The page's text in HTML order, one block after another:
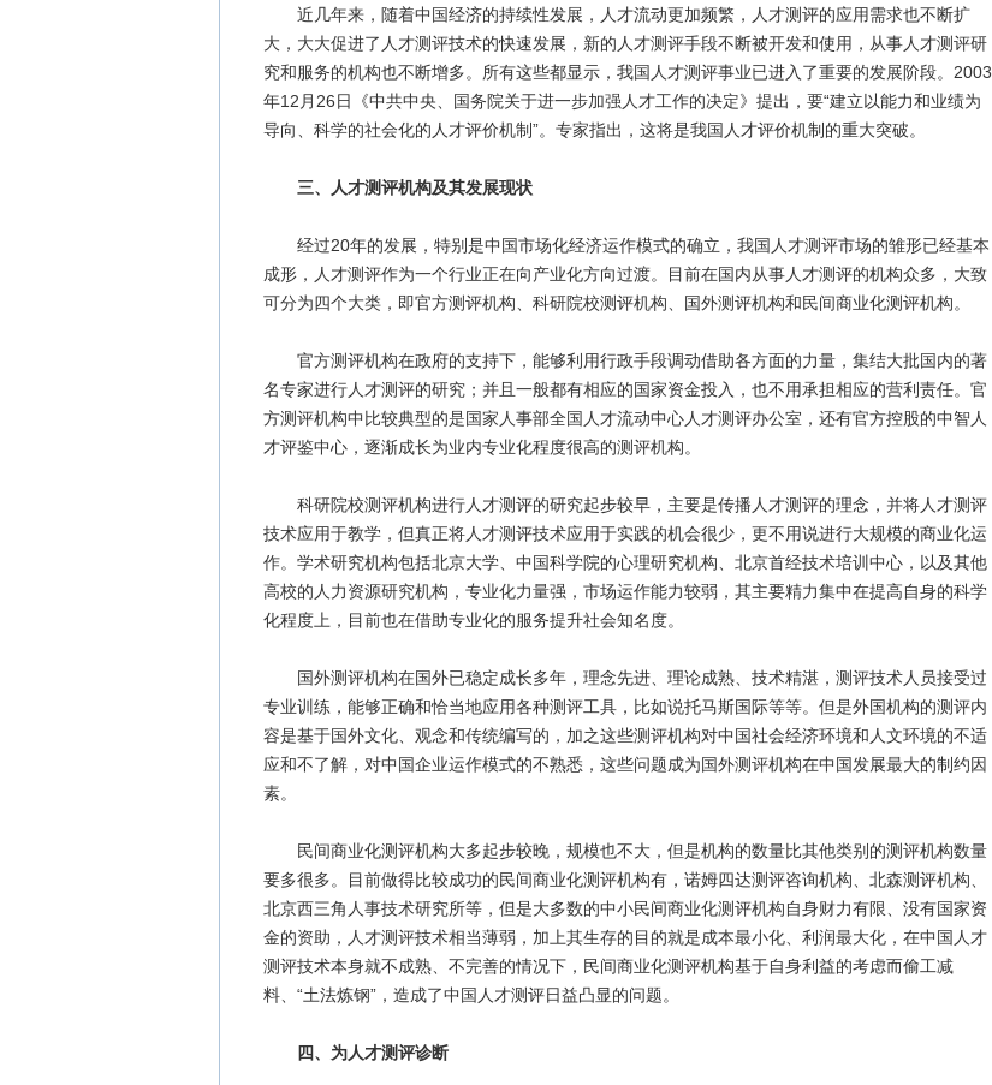
近几年来，随着中国经济的持续性发展，人才流动更加频繁，人才测评的应用需求也不断扩
大，大大促进了人才测评技术的快速发展，新的人才测评手段不断被开发和使用，从事人才测评研
究和服务的机构也不断增多。所有这些都显示，我国人才测评事业已进入了重要的发展阶段。2003
年12月26日《中共中央、国务院关于进一步加强人才工作的决定》提出，要“建立以能力和业绩为
导向、科学的社会化的人才评价机制”。专家指出，这将是我国人才评价机制的重大突破。
三、人才测评机构及其发展现状
经过20年的发展，特别是中国市场化经济运作模式的确立，我国人才测评市场的雏形已经基本
成形，人才测评作为一个行业正在向产业化方向过渡。目前在国内从事人才测评的机构众多，大致
可分为四个大类，即官方测评机构、科研院校测评机构、国外测评机构和民间商业化测评机构。
官方测评机构在政府的支持下，能够利用行政手段调动借助各方面的力量，集结大批国内的著
名专家进行人才测评的研究；并且一般都有相应的国家资金投入，也不用承担相应的营利责任。官
方测评机构中比较典型的是国家人事部全国人才流动中心人才测评办公室，还有官方控股的中智人
才评鉴中心，逐渐成长为业内专业化程度很高的测评机构。
科研院校测评机构进行人才测评的研究起步较早，主要是传播人才测评的理念，并将人才测评
技术应用于教学，但真正将人才测评技术应用于实践的机会很少，更不用说进行大规模的商业化运
作。学术研究机构包括北京大学、中国科学院的心理研究机构、北京首经技术培训中心，以及其他
高校的人力资源研究机构，专业化力量强，市场运作能力较弱，其主要精力集中在提高自身的科学
化程度上，目前也在借助专业化的服务提升社会知名度。
国外测评机构在国外已稳定成长多年，理念先进、理论成熟、技术精湛，测评技术人员接受过
专业训练，能够正确和恰当地应用各种测评工具，比如说托马斯国际等等。但是外国机构的测评内
容是基于国外文化、观念和传统编写的，加之这些测评机构对中国社会经济环境和人文环境的不适
应和不了解，对中国企业运作模式的不熟悉，这些问题成为国外测评机构在中国发展最大的制约因
素。
民间商业化测评机构大多起步较晚，规模也不大，但是机构的数量比其他类别的测评机构数量
要多很多。目前做得比较成功的民间商业化测评机构有，诺姆四达测评咨询机构、北森测评机构、
北京西三角人事技术研究所等，但是大多数的中小民间商业化测评机构自身财力有限、没有国家资
金的资助，人才测评技术相当薄弱，加上其生存的目的就是成本最小化、利润最大化，在中国人才
测评技术本身就不成熟、不完善的情况下，民间商业化测评机构基于自身利益的考虑而偷工减
料、“土法炼钢”，造成了中国人才测评日益凸显的问题。
四、为人才测评诊断